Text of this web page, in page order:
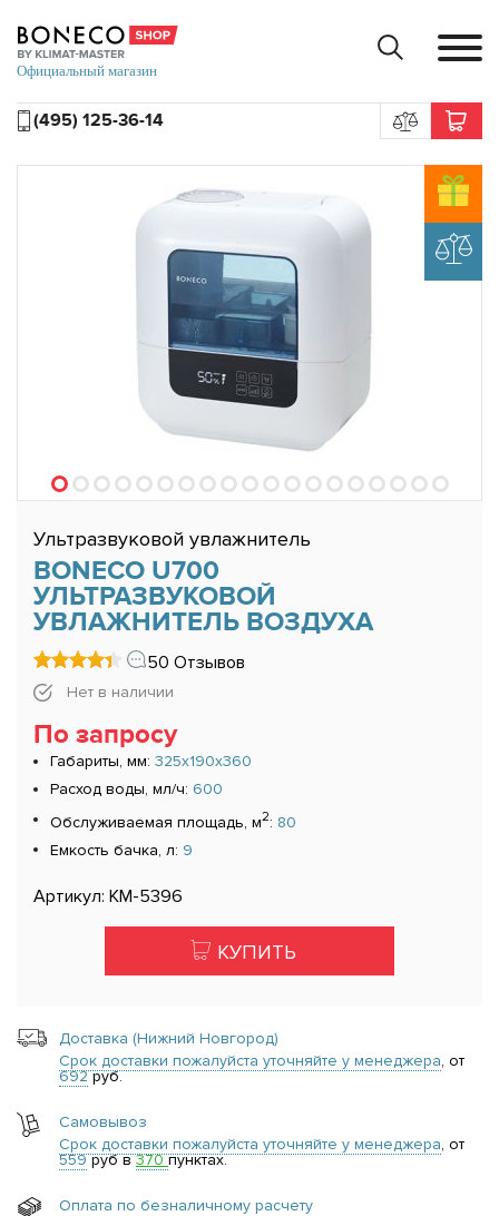
(495) 125-36-14
Ультразвуковой увлажнитель
BONECO U700
УЛЬТРАЗВУКОВОЙ
УВЛАЖНИТЕЛЬ ВОЗДУХА
50 Отзывов
Нет в наличии
По запросу
Габариты, мм: 325x190x360
Расход воды, мл/ч: 600
Обслуживаемая площадь, м2: 80
Емкость бачка, л: 9
Артикул: КМ-5396
КУПИТЬ
Доставка (Нижний Новгород)
Срок доставки пожалуйста уточняйте у менеджера, от
692руб.
Самовывоз
Срок доставки пожалуйста уточняйте у менеджера, от
559руб в370пунктах.
Оплата по безналичному расчету